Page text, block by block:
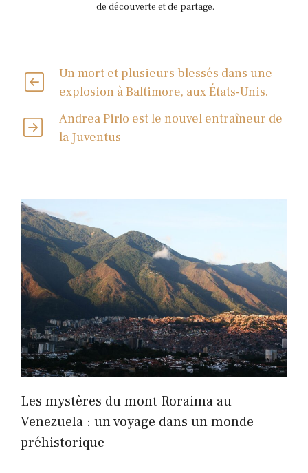
de découverte et de partage.
Un mort et plusieurs blessés dans une
explosion à Baltimore, aux États-Unis.
Andrea Pirlo est le nouvel entraîneur de
la Juventus
Les mystères du mont Roraima au
Venezuela : un voyage dans un monde
préhistorique